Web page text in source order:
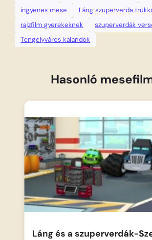
ingyenes mese
Láng szuperverda
rajzfilm gyerekeknek
szuperverdák
Tengelyváros kalandok
Hasonló
Láng és a szuperverdák-